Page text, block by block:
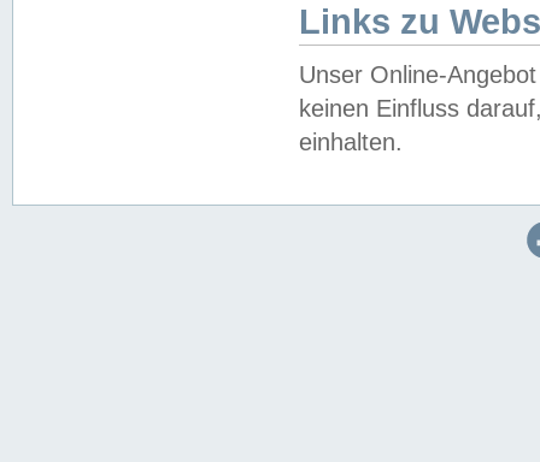
Links zu
Unser Online-
keinen Einfluss
einhalten.